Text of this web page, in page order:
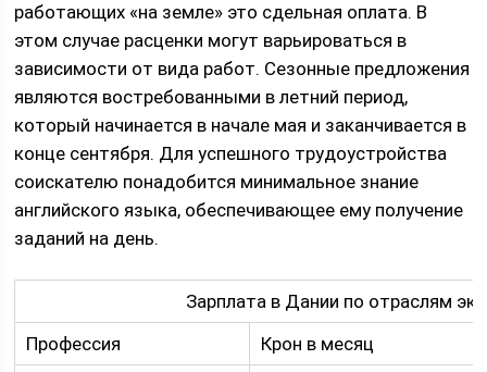
работающих «на земле» это сдельная оплата. В
этом случае расценки могут варьироваться в
зависимости от вида работ. Сезонные предложения
являются востребованными в летний период,
который начинается в начале мая и заканчивается в
конце сентября. Для успешного трудоустройства
соискателю понадобится минимальное знание
английского языка, обеспечивающее ему получение
заданий на день.
Зарплата в Дании по отраслям
Профессия
Крон в месяц